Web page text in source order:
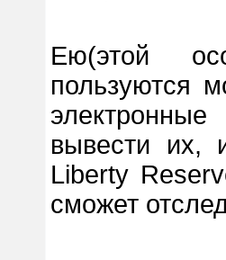
Ею(этой
пользуются
вывести их,
Liberty
сможет